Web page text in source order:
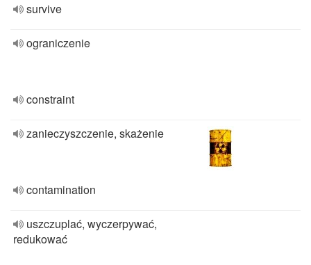
survive
ograniczenie
constraint
zanieczyszczenie, skażenie
contamination
uszczuplać, wyczerpywać,
redukować